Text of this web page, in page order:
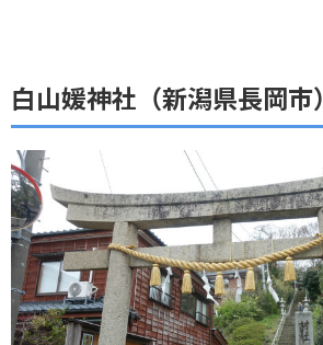
白山媛神社（新潟県長岡市）